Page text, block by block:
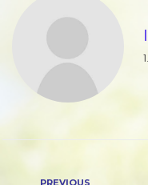
PREVIOUS